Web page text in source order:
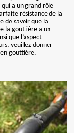
qui a un grand rôle
résistance de la
de savoir que la
la gouttière a un
que l’aspect
veuillez donner
gouttière.